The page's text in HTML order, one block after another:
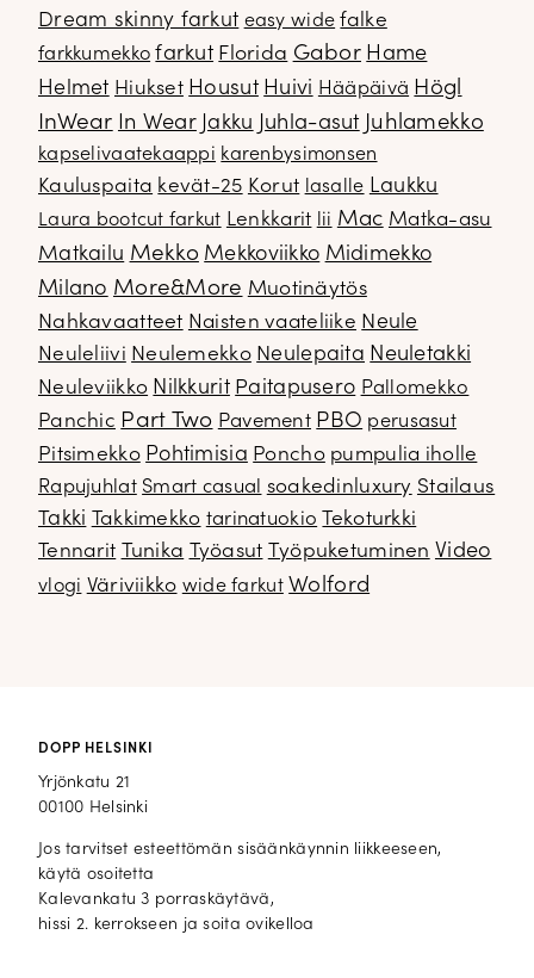
Dream skinny farkut easy wide falke
farkkumekko farkut Florida Gabor Hame
Helmet Hiukset Housut Huivi Hääpäivä Högl
InWear In Wear Jakku Juhla-asut Juhlamekko
kapselivaatekaappi karenbysimonsen
Kauluspaita kevät-25 Korut lasalle Laukku
Laura bootcut farkut Lenkkarit lii Mac Matka-asu
Matkailu Mekko Mekkoviikko Midimekko
Milano More&More Muotinäytös
Nahkavaatteet Naisten vaateliike Neule
Neuleliivi Neulemekko Neulepaita Neuletakki
Neuleviikko Nilkkurit Paitapusero Pallomekko
Panchic Part Two Pavement PBO perusasut
Pitsimekko Pohtimisia Poncho pumpulia iholle
Rapujuhlat Smart casual soakedinluxury Stailaus
Takki
Takkimekko tarinatuokio
Tekoturkki
Tennarit
Tunika Työasut Työpuketuminen Video
vlogi Väriviikko wide farkut Wolford
DOPP HELSINKI
Yrjönkatu 21
00100 Helsinki
Jos tarvitset esteettömän sisäänkäynnin liikkeeseen,
käytä osoitetta
Kalevankatu 3 porraskäytävä,
hissi 2. kerrokseen ja soita ovikelloa